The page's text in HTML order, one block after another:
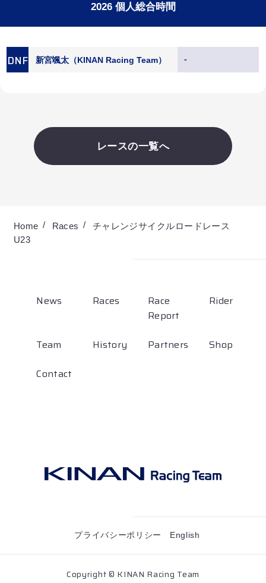
お気に入りのライダーを
2026 個人総合時間
DNF 新宮颯太（KINAN Racing Team） -
レースの一覧へ
Home Races
チャレンジサイクルロードレース
U23
News Races
Race
Report
Rider
Team History Partners
Shop
Contact
プライバシーポリシー English
Copyright © KINAN Racing Team